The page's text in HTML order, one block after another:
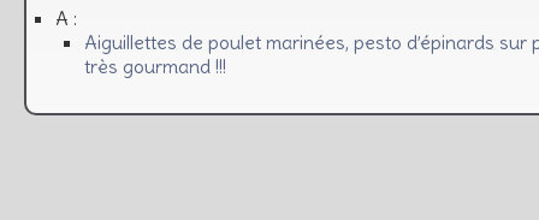
A :
Aiguillettes de poulet marinées, pesto d’épinards
très gourmand !!!